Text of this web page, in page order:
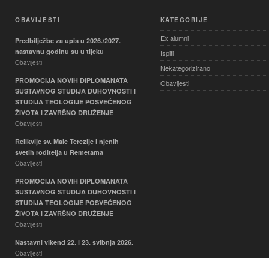
OBAVIJESTI
Predbilježbe za upis u 2026./2027.
nastavnu godinu su u tijeku
Obavijesti
PROMOCIJA NOVIH DIPLOMANATA
SUSTAVNOG STUDIJA DUHOVNOSTI I
STUDIJA TEOLOGIJE POSVEĆENOG
ŽIVOTA I ZAVRŠNO DRUŽENJE
Obavijesti
Relikvije sv. Male Terezije i njenih
svetih roditelja u Remetama
Obavijesti
PROMOCIJA NOVIH DIPLOMANATA
SUSTAVNOG STUDIJA DUHOVNOSTI I
STUDIJA TEOLOGIJE POSVEĆENOG
ŽIVOTA I ZAVRŠNO DRUŽENJE
Obavijesti
Nastavni vikend 22. i 23. svibnja 2026.
Obavijesti
KATEGORIJE
Ex alumni
Ispiti
Nekategorizirano
Obavijesti